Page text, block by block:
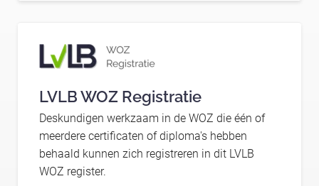
LVLB WOZ Registratie
Deskundigen werkzaam in de WOZ die één of
meerdere certificaten of diploma's hebben
behaald kunnen zich registreren in dit LVLB
WOZ register.